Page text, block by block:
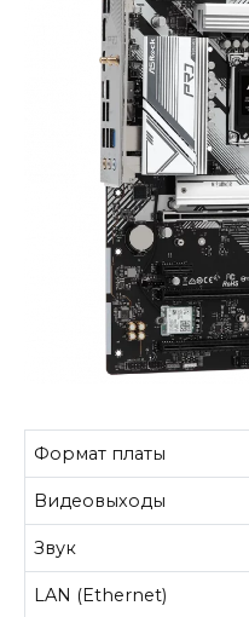
Формат платы
Видеовыходы
Звук
LAN (Ethernet)